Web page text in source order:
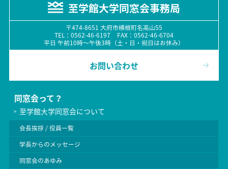
至学館大学同窓会事務局
〒474-8651 大府市横根町名高山55
TEL：0562-46-6197 FAX：0562-46-6704
平日 午前10時〜午後3時（土・日・祝日はお休み）
お問い合わせ
同窓会って？
至学館大学同窓会について
会長挨拶 / 役員一覧
学長からのメッセージ
同窓会のあゆみ